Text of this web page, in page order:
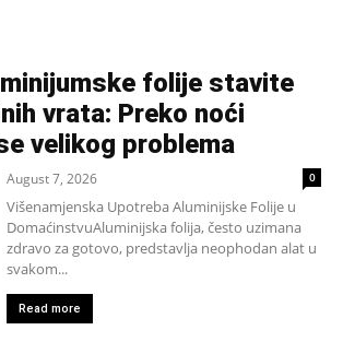
folije stavite
vrata: Preko noći
velikog problema
August 7, 2026 0
Višenamjenska Upotreba Aluminijske Folije u
DomaćinstvuAluminijska folija, često uzimana
zdravo za gotovo, predstavlja neophodan alat u
svakom...
Read more